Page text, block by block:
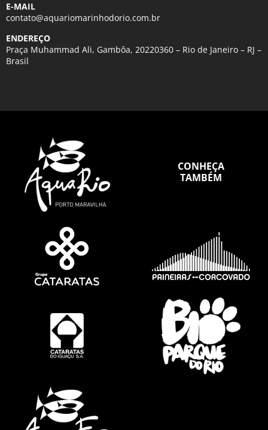
E-MAIL
contato@aquariomarinhodorio.com.br
ENDEREÇO
Praça Muhammad Ali, Gambôa, 20220360 – Rio de Janeiro – RJ –
Brasil
CONHEÇA
TAMBÉM